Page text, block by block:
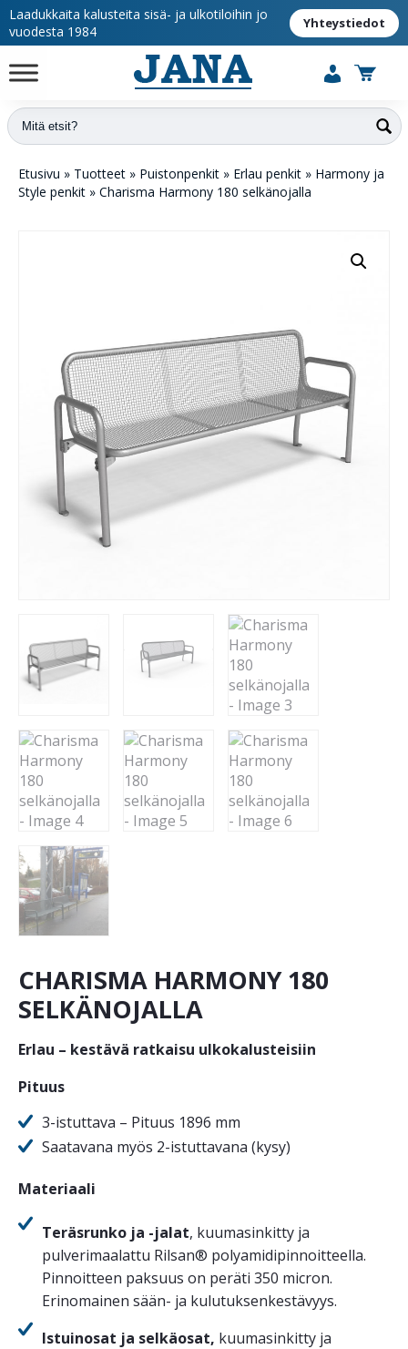
Laadukkaita kalusteita sisä- ja ulkotiloihin jo
vuodesta 1984
Yhteystiedot
Etusivu » Tuotteet » Puistonpenkit » Erlau penkit » Harmony ja
Style penkit » Charisma Harmony 180 selkänojalla
CHARISMA HARMONY 180
SELKÄNOJALLA
Erlau – kestävä ratkaisu ulkokalusteisiin
Pituus
3-istuttava – Pituus 1896 mm
Saatavana myös 2-istuttavana (kysy)
Materiaali
Teräsrunko ja -jalat, kuumasinkitty ja
pulverimaalattu Rilsan® polyamidipinnoitteella.
Pinnoitteen paksuus on peräti 350 micron.
Erinomainen sään- ja kulutuksenkestävyys.
Istuinosat ja selkäosat, kuumasinkitty ja